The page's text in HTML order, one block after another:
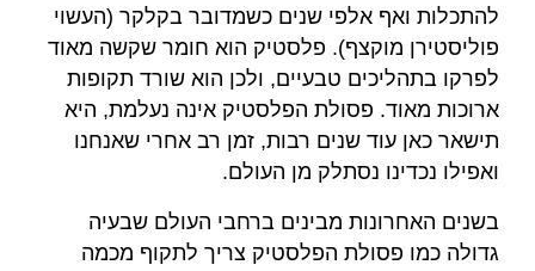
להתכלות ואף אלפי שנים כשמדובר בקלקר (העשוי
פוליסטירן מוקצף). פלסטיק הוא חומר שקשה מאוד
לפרקו בתהליכים טבעיים, ולכן הוא שורד תקופות
ארוכות מאוד. פסולת הפלסטיק אינה נעלמת, היא
תישאר כאן עוד שנים רבות, זמן רב אחרי שאנחנו
ואפילו נכדינו נסתלק מן העולם.
בשנים האחרונות מבינים ברחבי העולם שבעיה
גדולה כמו פסולת הפלסטיק צריך לתקוף מכמה